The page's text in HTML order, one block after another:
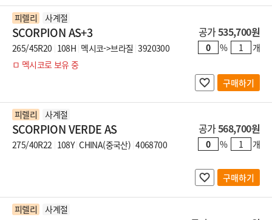
피렐리 사계절
SCORPION AS+3
265/45R20 108H 멕시코->브라질 3920300
ㅁ 멕시코로 보유 중
공가535,700원
% 개
구매하기
피렐리 사계절
SCORPION VERDE AS
275/40R22 108Y CHINA(중국산) 4068700
공가568,700원
% 개
구매하기
피렐리 사계절